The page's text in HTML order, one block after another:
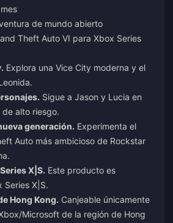
de mundo abierto
Theft Auto VI para Xbox Series
Explora una Vice City moderna y el
Sigue a Jason y Lucia en
de alto riesgo.
generación. Experimenta el
Auto más ambicioso de Rockstar
X|S. Este producto es
Series X|S.
Hong Kong. Canjeable únicamente
Microsoft de la región de Hong